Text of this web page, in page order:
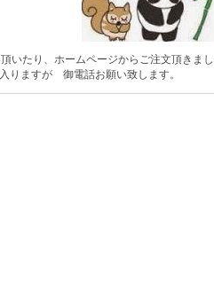
いたり、ホームページからご注文頂きま
りますが 御電話お願い致します。